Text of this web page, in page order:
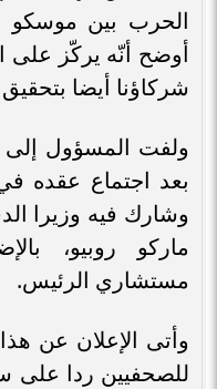
الحرب بين موسكو
أوضح أنّه يركّز على
شركاؤنا أيضا
ولفت المسؤول إلى
بعد اجتماع عقده
وشارك فيه وزيرا
ماركو روبيو،
مستشاري الرئيس.
وأتى الإعلان عن
للصحفيين ردا على